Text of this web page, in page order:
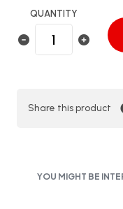
QUANTITY
Share this product
YOU MIGHT BE